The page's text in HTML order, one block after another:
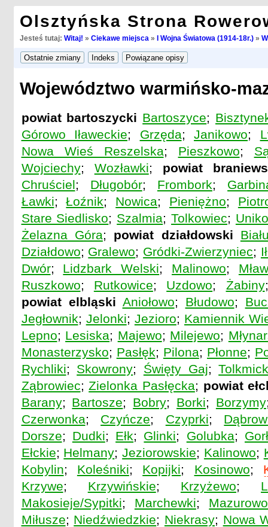
Olsztyńska Strona
Jesteś tutaj: Witaj! » Ciekawe miejsca » I Wojna Światowa (1914-18r.)»
Województwo warmińsko-
powiat bartoszycki Bartoszyce;
Górowo Iławeckie; Grzęda;Janikowo;
Nowa Wieś Reszelska; Pieszkowo;
Wojciechy; Wozławki; powiat
Chruściel; Długobór; Frombork;
Ławki;Łoźnik; Nowica; Pieniężno;
Stare Siedlisko; Szalmia;Tolkowiec;
Żelazna Góra; powiat działdowski
Działdowo; Gralewo; Gródki-Zwierzyniec;
Dwór; Lidzbark Welski; Malinowo;
Ruszkowo; Rutkowice; Uzdowo; Żabiny
powiat elbląski Aniołowo; Błudowo;
Jegłownik; Jelonki; Jezioro; Kamiennik
Lepno; Lesiska; Majewo; Milejewo;
Monasterzysko; Pasłęk; Pilona; Płonne;
Rychliki; Skowrony; Święty Gaj;
Ząbrowiec;Zielonka Pasłęcka; powiat
Barany; Bartosze; Bobry; Borki; Borzymy
Czerwonka; Czyńcze; Czyprki;
Dorsze; Dudki; Ełk; Glinki; Golubka;
Ełckie; Helmany;Jeziorowskie; Kalinowo;
Kobylin; Koleśniki; Kopijki; Kosinowo;
Krzywe; Krzywińskie; Krzyżewo;
Makosieje/Sypitki; Marchewki; Mazurowo
Miłusze; Niedźwiedzkie; Niekrasy; Nowa